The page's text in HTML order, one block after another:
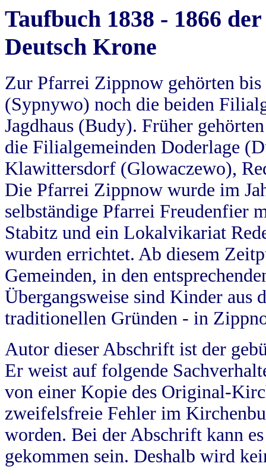
Taufbuch 1838 - 1866
Deutsch Krone
Zur Pfarrei Zippnow gehörten
(Sypnywo) noch die beiden
Jagdhaus (Budy). Früher
die Filialgemeinden Doderlage
Klawittersdorf (Glowaczewo),
Die Pfarrei Zippnow wurde im
selbständige Pfarrei Freudenfier
Stabitz und ein Lokalvikariat
wurden errichtet. Ab diesem
Gemeinden, in den
Übergangsweise sind Kinder aus
traditionellen Gründen - in
Autor dieser Abschrift ist der
Er weist auf folgende
von einer Kopie des Original-
zweifelsfreie Fehler im
worden. Bei der Abschrift kann
gekommen sein. Deshalb wird